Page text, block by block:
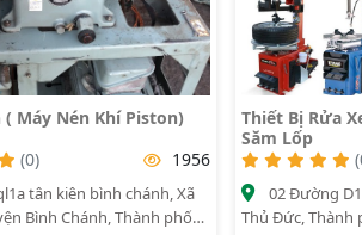
Thiết Bị Rửa Xe, Vá Lốp Và Miếng Vá
(0)
1903
02 Đường D1, Phường Linh Tây, Quận
Thủ Đức, Thành phố Hồ Chí Minh